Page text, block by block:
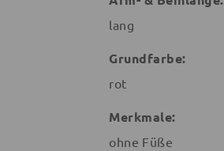
lang
Grundfarbe:
rot
Merkmale:
ohne Füße